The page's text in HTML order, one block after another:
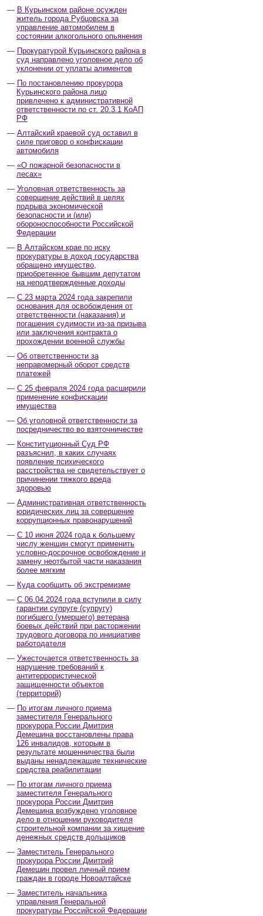
В Курьинском районе осужден
житель города Рубцовска за
управление автомобилем в
состоянии алкогольного опьянения
Прокуратурой Курьинского района в
суд направлено уголовное дело об
уклонении от уплаты алиментов
По постановлению прокурора
Курьинского района лицо
привлечено к административной
ответственности по ст. 20.3.1 КоАП
РФ
Алтайский краевой суд оставил в
силе приговор о конфискации
автомобиля
«О пожарной безопасности в
лесах»
Уголовная ответственность за
совершение действий в целях
подрыва экономической
безопасности и (или)
обороноспособности Российской
Федерации
В Алтайском крае по иску
прокуратуры в доход государства
обращено имущество,
приобретенное бывшим депутатом
на неподтвержденные доходы
С 23 марта 2024 года закрепили
основания для освобождения от
ответственности (наказания) и
погашения судимости из-за призыва
или заключения контракта о
прохождении военной службы
Об ответственности за
неправомерный оборот средств
платежей
С 25 февраля 2024 года расширили
применение конфискации
имущества
Об уголовной ответственности за
посредничество во взяточничестве
Конституционный Суд РФ
разъяснил, в каких случаях
появление психического
расстройства не свидетельствует о
причинении тяжкого вреда
здоровью
Административная ответственность
юридических лиц за совершение
коррупционных правонарушений
С 10 июня 2024 года к большему
числу женщин смогут применить
условно-досрочное освобождение и
замену неотбытой части наказания
более мягким
Куда сообщить об экстремизме
С 06.04.2024 года вступили в силу
гарантии супруге (супругу)
погибшего (умершего) ветерана
боевых действий при расторжении
трудового договора по инициативе
работодателя
Ужесточается ответственность за
нарушение требований к
антитеррористической
защищенности объектов
(территорий)
По итогам личного приема
заместителя Генерального
прокурора России Дмитрия
Демешина восстановлены права
126 инвалидов, которым в
результате мошенничества были
выданы ненадлежащие технические
средства реабилитации
По итогам личного приема
заместителя Генерального
прокурора России Дмитрия
Демешина возбуждено уголовное
дело в отношении руководителя
строительной компании за хищение
денежных средств дольщиков
Заместитель Генерального
прокурора России Дмитрий
Демешин провел личный прием
граждан в городе Новоалтайске
Заместитель начальника
управления Генеральной
прокуратуры Российской Федерации